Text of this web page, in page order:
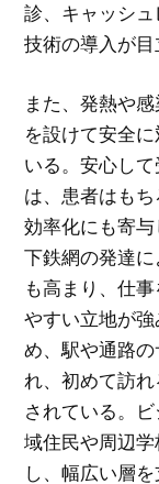
診、キャッシ
技術の導入が目
また、発熱や
を設けて安全
いる。安心し
は、患者はも
効率化にも寄
下鉄網の発達
も高まり、仕
やすい立地が
め、駅や通路
れ、初めて訪
されている。
域住民や周辺
し、幅広い層